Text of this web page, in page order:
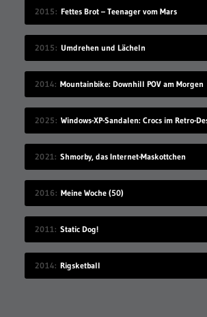
2015 Fettes Brot – Teenager vom Mars
2015 Umdrehen und Lächeln
2014 Mountainbike: Downhill POV am Morgen
2025 Windows-XP-Sandalen: Crocs im Retro-
2021 Shmorby, das Internet-Maskottchen
2016 Meine Woche (50)
2011 Static Dog!
2014 Rigsketball